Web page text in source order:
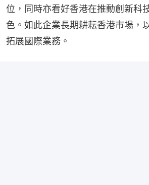
位，同時亦看好香港在推動創新科
色。如此企業長期耕耘香港市場，
拓展國際業務。